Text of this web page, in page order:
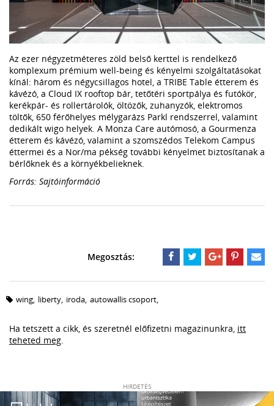
Az ezer négyzetméteres zöld belső kerttel is rendelkező
komplexum prémium well-being és kényelmi szolgáltatásokat
kínál: három és négycsillagos hotel, a TRIBE Table étterem és
kávézó, a Cloud IX rooftop bár, tetőtéri sportpálya és futókör,
kerékpár- és rollertárolók, öltözők, zuhanyzók, elektromos
töltők, 650 férőhelyes mélygarázs Parkl rendszerrel, valamint
dedikált wigo helyek. A Monza Care autómosó, a Gourmenza
étterem és kávézó, valamint a szomszédos Telekom Campus
éttermei és a Nor/ma pékség további kényelmet biztosítanak a
bérlőknek és a környékbelieknek.
Forrás: Sajtóinformáció
wing, liberty, iroda, autowallis csoport,
Ha tetszett a cikk, és szeretnél előfizetni magazinunkra, itt
teheted meg
HIRDETÉS